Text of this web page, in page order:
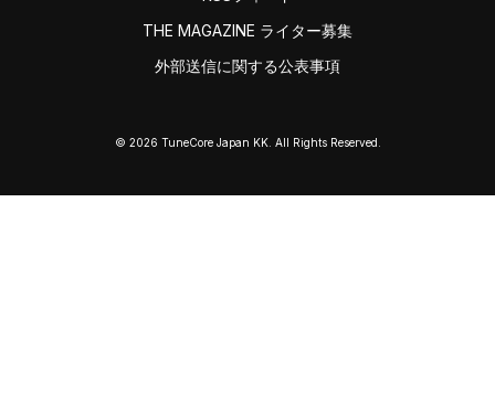
THE MAGAZINE ライター募集
外部送信に関する公表事項
© 2026 TuneCore Japan KK. All Rights Reserved.